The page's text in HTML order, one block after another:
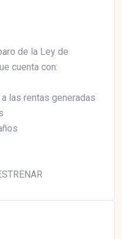
de la Ley de
cuenta con:
las rentas generadas